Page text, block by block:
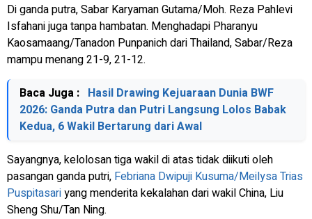
Di ganda putra, Sabar Karyaman Gutama/Moh. Reza Pahlevi
Isfahani juga tanpa hambatan. Menghadapi Pharanyu
Kaosamaang/Tanadon Punpanich dari Thailand, Sabar/Reza
mampu menang 21-9, 21-12.
Baca Juga : Hasil Drawing Kejuaraan Dunia BWF
2026: Ganda Putra dan Putri Langsung Lolos Babak
Kedua, 6 Wakil Bertarung dari Awal
Sayangnya, kelolosan tiga wakil di atas tidak diikuti oleh
pasangan ganda putri, Febriana Dwipuji Kusuma/Meilysa Trias
Puspitasariyang menderita kekalahan dari wakil China, Liu
Sheng Shu/Tan Ning.